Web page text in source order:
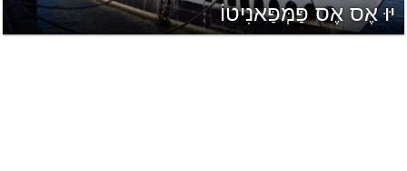
יּוּ אֶס אֶס פַּמְּפַּאנִיטוֹ